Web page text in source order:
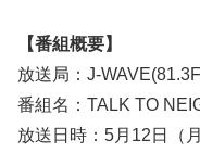
【番組概要】
放送局：J-
番組名：TALK TO
放送日時：5月12日（